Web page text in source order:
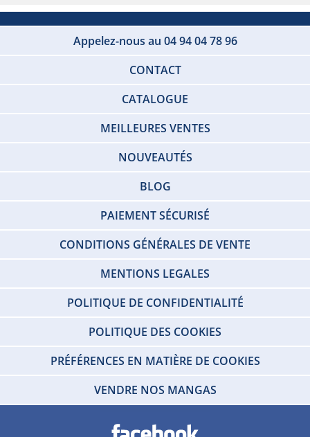
Appelez-nous au 04 94 04 78 96
CONTACT
CATALOGUE
MEILLEURES VENTES
NOUVEAUTÉS
BLOG
PAIEMENT SÉCURISÉ
CONDITIONS GÉNÉRALES DE VENTE
MENTIONS LEGALES
POLITIQUE DE CONFIDENTIALITÉ
POLITIQUE DES COOKIES
PRÉFÉRENCES EN MATIÈRE DE COOKIES
VENDRE NOS MANGAS